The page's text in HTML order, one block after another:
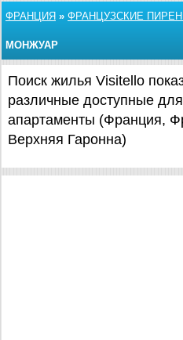
ФРАНЦИЯ » ФРАНЦУЗСКИЕ
МОНЖУАР
Поиск жилья Visitello
различные доступные
апартаменты (Франция,
Верхняя Гаронна)